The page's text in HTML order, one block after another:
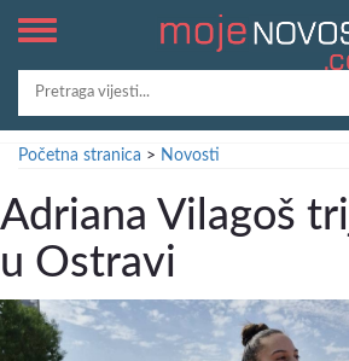
Početna stranica > Novosti
Adriana Vilagoš
u Ostravi